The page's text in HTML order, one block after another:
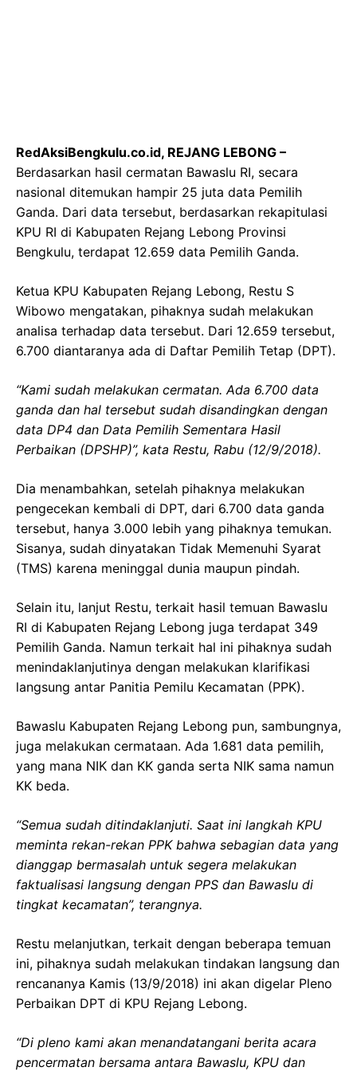
RedAksiBengkulu.co.id, REJANG LEBONG –
Berdasarkan hasil cermatan Bawaslu RI, secara
nasional ditemukan hampir 25 juta data Pemilih
Ganda. Dari data tersebut, berdasarkan rekapitulasi
KPU RI di Kabupaten Rejang Lebong Provinsi
Bengkulu, terdapat 12.659 data Pemilih Ganda.
Ketua KPU Kabupaten Rejang Lebong, Restu S
Wibowo mengatakan, pihaknya sudah melakukan
analisa terhadap data tersebut. Dari 12.659 tersebut,
6.700 diantaranya ada di Daftar Pemilih Tetap (DPT).
“Kami sudah melakukan cermatan. Ada 6.700 data
ganda dan hal tersebut sudah disandingkan dengan
data DP4 dan Data Pemilih Sementara Hasil
Perbaikan (DPSHP)”, kata Restu, Rabu (12/9/2018).
Dia menambahkan, setelah pihaknya melakukan
pengecekan kembali di DPT, dari 6.700 data ganda
tersebut, hanya 3.000 lebih yang pihaknya temukan.
Sisanya, sudah dinyatakan Tidak Memenuhi Syarat
(TMS) karena meninggal dunia maupun pindah.
Selain itu, lanjut Restu, terkait hasil temuan Bawaslu
RI di Kabupaten Rejang Lebong juga terdapat 349
Pemilih Ganda. Namun terkait hal ini pihaknya sudah
menindaklanjutinya dengan melakukan klarifikasi
langsung antar Panitia Pemilu Kecamatan (PPK).
Bawaslu Kabupaten Rejang Lebong pun, sambungnya,
juga melakukan cermataan. Ada 1.681 data pemilih,
yang mana NIK dan KK ganda serta NIK sama namun
KK beda.
“Semua sudah ditindaklanjuti. Saat ini langkah KPU
meminta rekan-rekan PPK bahwa sebagian data yang
dianggap bermasalah untuk segera melakukan
faktualisasi langsung dengan PPS dan Bawaslu di
tingkat kecamatan”, terangnya.
Restu melanjutkan, terkait dengan beberapa temuan
ini, pihaknya sudah melakukan tindakan langsung dan
rencananya Kamis (13/9/2018) ini akan digelar Pleno
Perbaikan DPT di KPU Rejang Lebong.
“Di pleno kami akan menandatangani berita acara
pencermatan bersama antara Bawaslu, KPU dan